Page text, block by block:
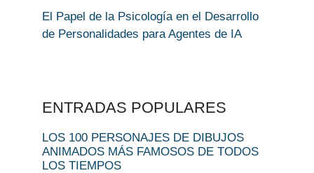
El Papel de la Psicología en el Desarrollo
de Personalidades para Agentes de IA
ENTRADAS POPULARES
LOS 100 PERSONAJES DE DIBUJOS
ANIMADOS MÁS FAMOSOS DE TODOS
LOS TIEMPOS